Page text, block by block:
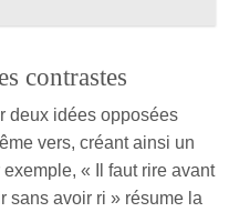
contrastes
deux idées opposées
vers, créant ainsi un
« Il faut rire avant
sans avoir ri » résume la